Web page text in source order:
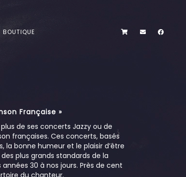
BOUTIQUE
Française »
de ses concerts Jazzy ou de
françaises. Ces concerts, basés
la bonne humeur et le plaisir d’être
plus grands standards de la
30 à nos jours. Près de cent
du chanteur.